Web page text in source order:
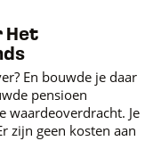
Het
En bouwde je daar
pensioen
waardeoverdracht. Je
zijn geen kosten aan